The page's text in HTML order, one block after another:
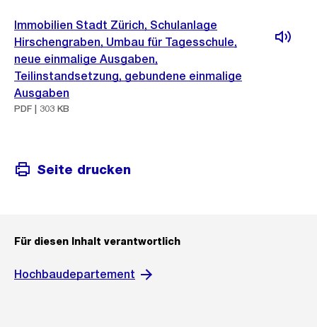
Immobilien Stadt Zürich, Schulanlage
Hirschengraben, Umbau für Tagesschule,
neue einmalige Ausgaben,
Teilinstandsetzung, gebundene einmalige
Ausgaben
PDF | 303 KB
Seite drucken
Für diesen Inhalt verantwortlich
Hochbaudepartement